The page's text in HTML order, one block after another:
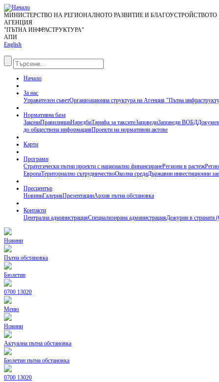
МИНИСТЕРСТВО НА РЕГИОНАЛНОТО РАЗВИТИЕ И БЛАГОУСТРОЙСТВОТО
АГЕНЦИЯ
"ПЪТНА ИНФРАСТРУКТУРА"
АПИ
English
Начало
За нас
Управителен съветОрганизационна структура на Агенция "Пътна
Нормативна база
ЗакониПравилнициНаредбиТарифа за такситеЗаповедиЗаповеди ВОБД
до обществена информацияПроекти на нормативни актове
Карти
Програми
Стратегически пътни проекти с национално финансиранеРегиони в растеж
ЕвропаТериториално сътрудничествоОколна средаДържавни инвестиционни
Пресцентър
НовиниГалерияПрезентацииАрхив пътна обстановка
Контакти
Централна администрацияСпециализирана администрацияДежурни в
Новини
Пътна обстановка
Бюлетин
0700 13020
Меню
Новини
Актуална пътна обстановка
Бюлетин пътна обстановка
0700 13020